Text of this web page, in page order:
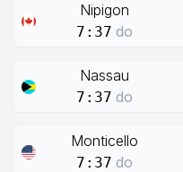
Nipigon
7:37 do
Nassau
7:37 do
Monticello
7:37 do